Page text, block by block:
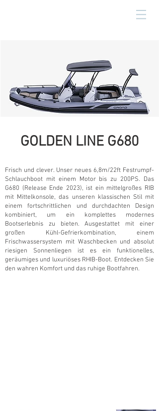
GOLDEN LINE G680
Frisch und clever. Unser neues 6,8m/22ft Festrumpf-
Schlauchboot mit einem Motor bis zu 200PS. Das
G680 (Release Ende 2023), ist ein mittelgroßes RIB
mit Mittelkonsole, das unseren klassischen Stil mit
einem fortschrittlichen und durchdachten Design
kombiniert, um ein komplettes modernes
Bootserlebnis zu bieten. Ausgestattet mit einer
großen Kühl-Gefrierkombination, einem
Frischwassersystem mit Waschbecken und absolut
riesigen Sonnenliegen ist es ein funktionelles,
geräumiges und luxuriöses RHIB-Boot. Entdecken Sie
den wahren Komfort und das ruhige Bootfahren.